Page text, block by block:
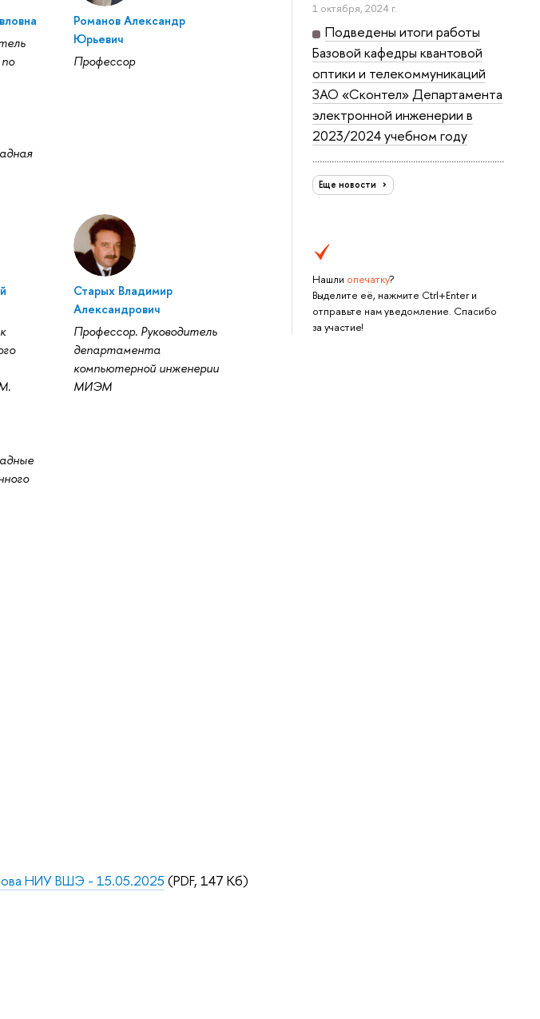
1 октября, 2024 г.
Подведены итоги работы
Базовой кафедры квантовой
оптики и телекоммуникаций
ЗАО «Сконтел» Департамента
электронной инженерии в
2023/2024 учебном году
Еще новости
Нашли опечатку?
Выделите её, нажмите Ctrl+Enter и
отправьте нам уведомление. Спасибо
за участие!
Романов Александр
Юрьевич
Профессор
Старых Владимир
Александрович
Профессор. Руководитель
департамента
компьютерной инженерии
МИЭМ
НИУ ВШЭ - 15.05.2025 (PDF, 147 Кб)